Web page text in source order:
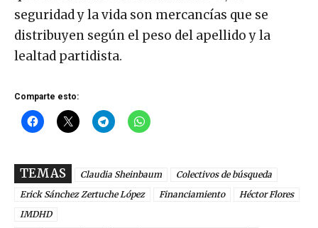
seguridad y la vida son mercancías que se
distribuyen según el peso del apellido y la
lealtad partidista.
Comparte esto:
TEMAS Claudia Sheinbaum
Colectivos de búsqueda
Erick Sánchez Zertuche López
Financiamiento
Héctor Flores
IMDHD